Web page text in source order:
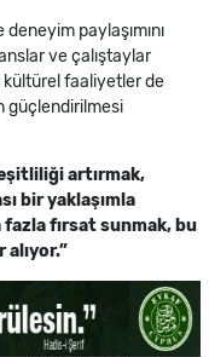
paylaşımını
ve çalıştaylar
kültürel faaliyetler de
güçlendirilmesi
artırmak,
bir yaklaşımla
fırsat sunmak, bu